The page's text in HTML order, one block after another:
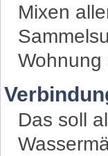
Mixen
Das soll